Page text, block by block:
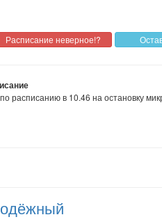
расписанию в 10.46 на остановку